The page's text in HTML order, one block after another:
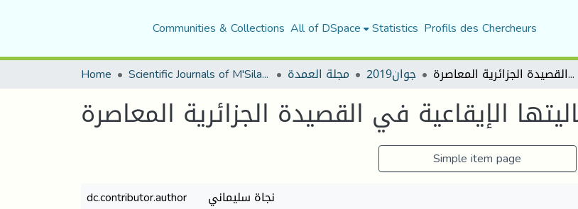
Communities & Collections All of DSpace Statistics Profils des Chercheurs
Home Scientific Journals of M'Sila University مجلة العمدة جوان2019 ظاهرة التّكرار وجماليتها الإيقاعية في القصيدة الجزائرية المعاصرة
الإيقاعية في القصيدة الجزائرية المعاصرة
Simple item page
dc.contributor.author
نجاة سليماني